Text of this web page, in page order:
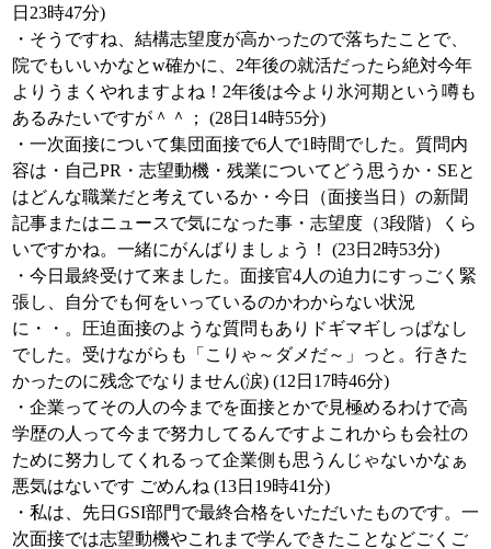
日23時47分)
・そうですね、結構志望度が高かったので落ちたことで、
院でもいいかなとw確かに、2年後の就活だったら絶対今年
よりうまくやれますよね！2年後は今より氷河期という噂も
あるみたいですが＾＾； (28日14時55分)
・一次面接について集団面接で6人で1時間でした。質問内
容は・自己PR・志望動機・残業についてどう思うか・SEと
はどんな職業だと考えているか・今日（面接当日）の新聞
記事またはニュースで気になった事・志望度（3段階）くら
いですかね。一緒にがんばりましょう！ (23日2時53分)
・今日最終受けて来ました。面接官4人の迫力にすっごく緊
張し、自分でも何をいっているのかわからない状況
に・・。圧迫面接のような質問もありドギマギしっぱなし
でした。受けながらも「こりゃ～ダメだ～」っと。行きた
かったのに残念でなりません(涙) (12日17時46分)
・企業ってその人の今までを面接とかで見極めるわけで高
学歴の人って今まで努力してるんですよこれからも会社の
ために努力してくれるって企業側も思うんじゃないかなぁ
悪気はないです ごめんね (13日19時41分)
・私は、先日GSI部門で最終合格をいただいたものです。一
次面接では志望動機やこれまで学んできたことなどごくご